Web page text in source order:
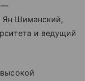
—
Шиманский,
и ведущий